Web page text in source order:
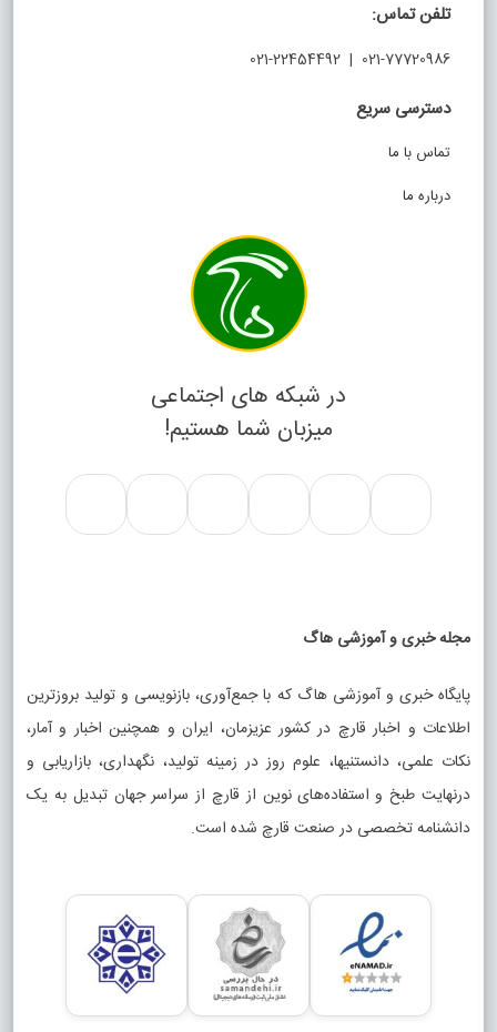
تلفن تماس:
021-77720986 | 021-22454492
دسترسی سریع
تماس با ما
درباره ما
در شبکه های اجتماعی
میزبان شما هستیم!
مجله خبری و آموزشی هاگ
پایگاه خبری و آموزشی هاگ که با جمع‌آوری، بازنویسی و تولید بروزترین
اطلاعات و اخبار قارچ در کشور عزیزمان، ایران و همچنین اخبار و آمار،
نکات علمی، دانستنیها، علوم روز در زمینه تولید، نگهداری، بازاریابی و
درنهایت طبخ و استفاده‌های نوین از قارچ از سراسر جهان تبدیل به یک
دانشنامه تخصصی در صنعت قارچ شده است.